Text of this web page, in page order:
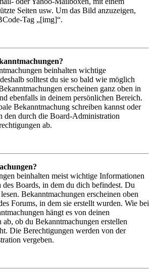
Seiten usw. Um das Bild anzuzeigen,
Tag „[img]“.
beinhalten wichtige
solltest du sie so bald wie möglich
erscheinen ganz oben in
ebenfalls in deinem persönlichen Bereich.
Bekanntmachung schreiben kannst oder
den durch die Board-Administration
ab.
beinhalten meist wichtige Informationen
des Boards, in dem du dich befindest. Du
Bekanntmachungen erscheinen oben
Forums, in dem sie erstellt wurden. Wie bei
hängt es von deinen
ab, ob du Bekanntmachungen erstellen
Die Berechtigungen werden von der
vergeben.